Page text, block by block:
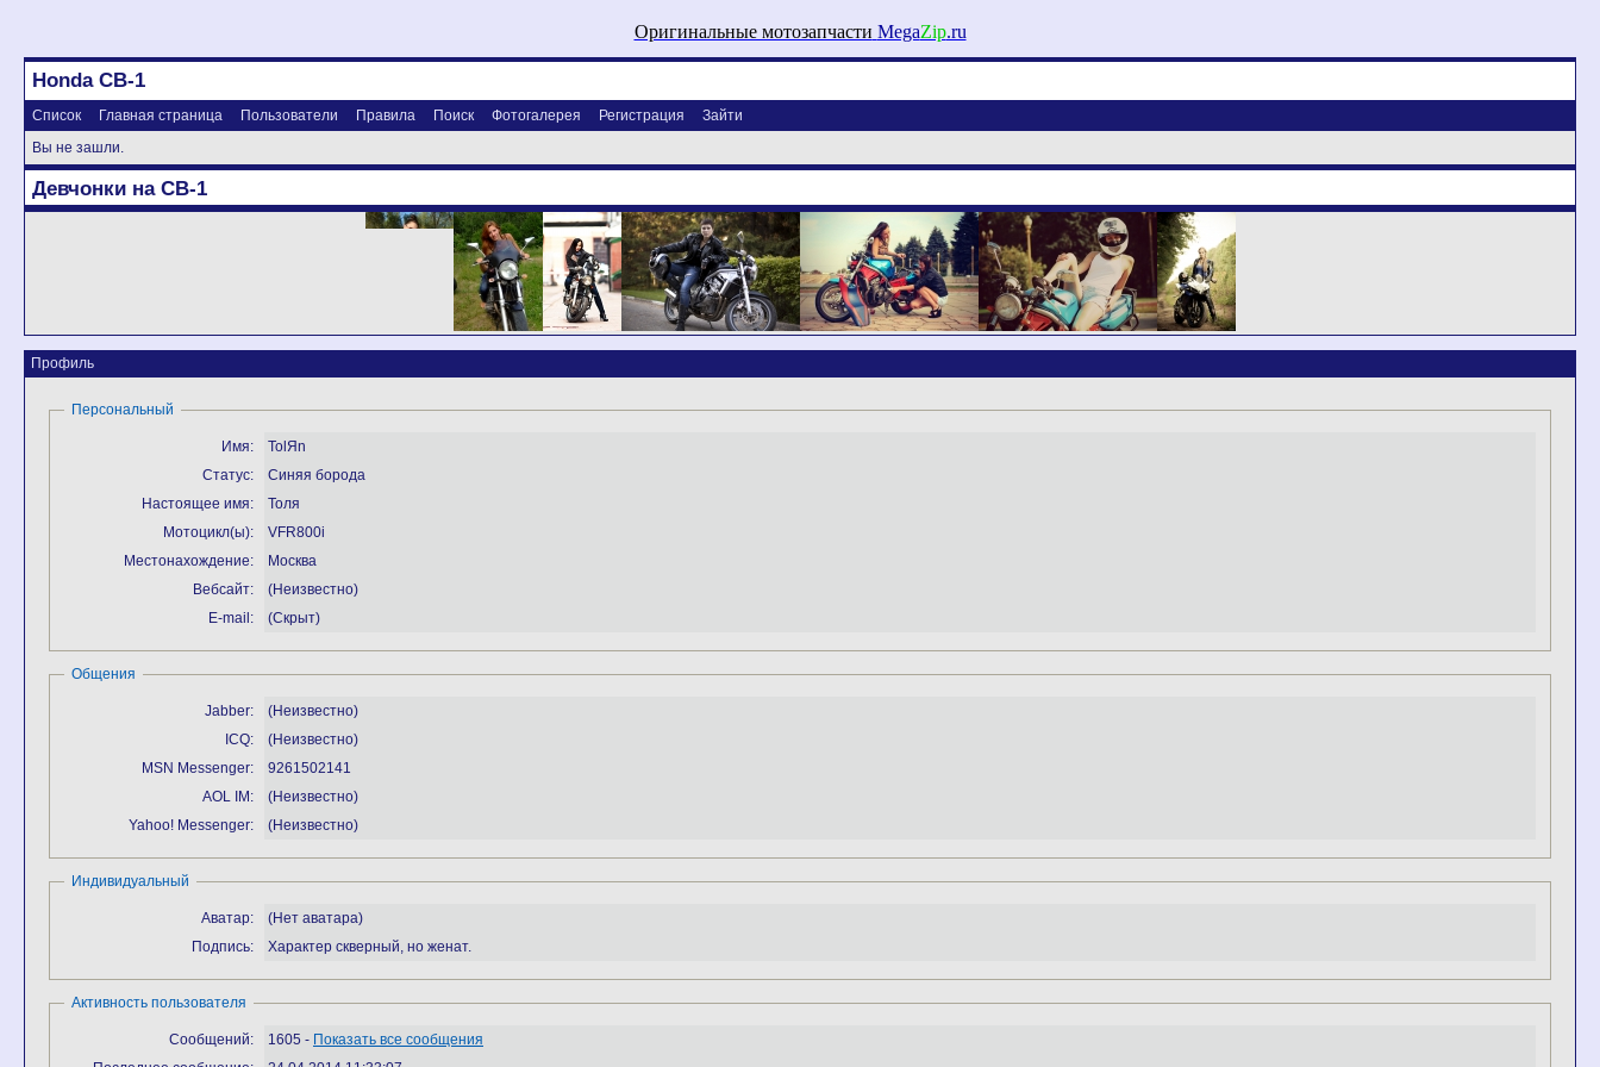
Оригинальные мотозапчасти MegaZip.ru
Honda CB-1
Список Главная страница Пользователи Правила Поиск Фотогалерея Регистрация
Зайти
Вы не зашли.
Девчонки на CB-1
Профиль
Персональный
Имя:
TolЯn
Статус:
Cиняя борода
Настоящее имя:
Толя
Мотоцикл(ы):
VFR800i
Местонахождение:
Москва
Вебсайт:
(Неизвестно)
E-mail:
(Скрыт)
Общения
Jabber:
(Неизвестно)
ICQ:
(Неизвестно)
MSN Messenger:
9261502141
AOL IM:
(Неизвестно)
Yahoo! Messenger:
(Неизвестно)
Индивидуальный
Аватар:
(Нет аватара)
Подпись:
Характер скверный, но женат.
Активность пользователя
Сообщений: 1605 - Показать все сообщения